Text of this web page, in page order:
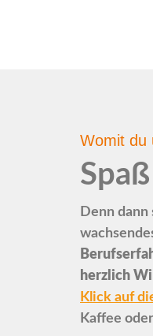
Womit du
Denn
herzlich
Klick auf
Kaffee